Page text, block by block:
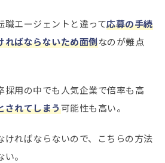
職エージェントと違って応募の手続
ればならないため面倒なのが難点
採用の中でも人気企業で倍率も高
されてしまう可能性も高い。
ければならないので、こちらの方法
。